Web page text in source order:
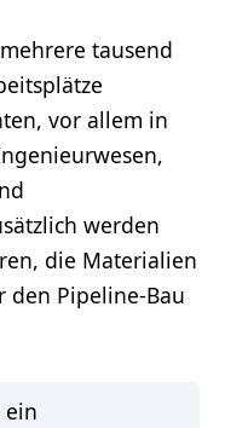
tausend
vor allem in
werden
die Materialien
den Pipeline-Bau
ein